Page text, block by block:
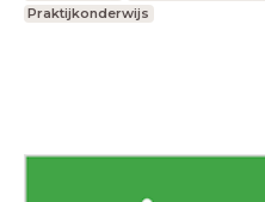
Praktijkonderwijs